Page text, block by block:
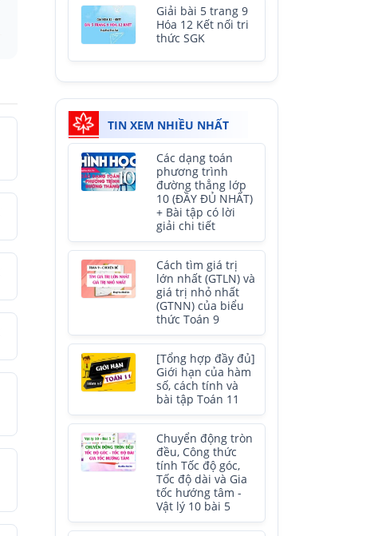
Giải bài 5 trang 9
Hóa 12 Kết nối tri
thức SGK
TIN XEM NHIỀU NHẤT
Các dạng toán
phương trình
đường thẳng lớp
10 (ĐẦY ĐỦ NHẤT)
+ Bài tập có lời
giải chi tiết
Cách tìm giá trị
lớn nhất (GTLN) và
giá trị nhỏ nhất
(GTNN) của biểu
thức Toán 9
[Tổng hợp đầy đủ]
Giới hạn của hàm
số, cách tính và
bài tập Toán 11
Chuyển động tròn
đều, Công thức
tính Tốc độ góc,
Tốc độ dài và Gia
tốc hướng tâm -
Vật lý 10 bài 5